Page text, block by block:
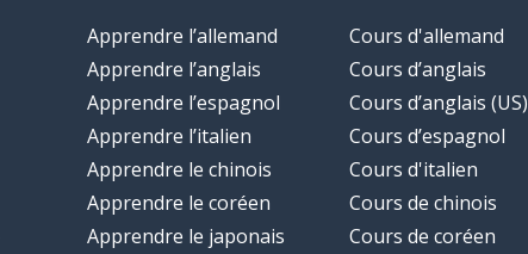
Apprendre l’allemand
Apprendre l’anglais
Apprendre l’espagnol
Apprendre l’italien
Apprendre le chinois
Apprendre le coréen
Apprendre le japonais
Cours d'allemand
Cours d’anglais
Cours d’anglais (US)
Cours d’espagnol
Cours d'italien
Cours de chinois
Cours de coréen